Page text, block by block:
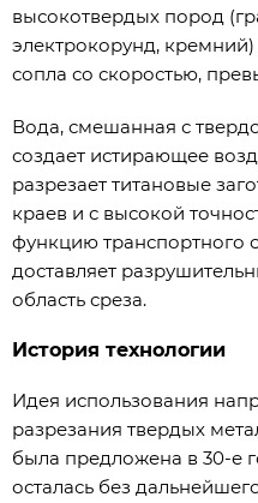
высокотвердых пород
электрокорунд,
сопла со скоростью,
Вода, смешанная с
создает истирающее
разрезает титановые
краев и с высокой
функцию транспортного
доставляет
область среза.
История технологии
Идея использования
разрезания твердых
была предложена в 30-е
осталась без